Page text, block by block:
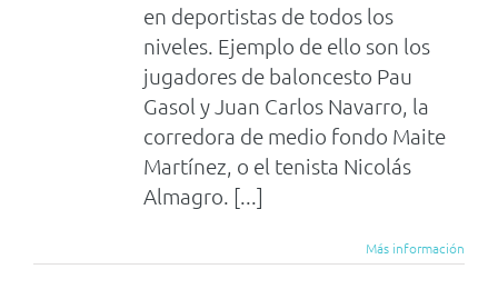
en deportistas de todos los
niveles. Ejemplo de ello son los
jugadores de baloncesto Pau
Gasol y Juan Carlos Navarro, la
corredora de medio fondo Maite
Martínez, o el tenista Nicolás
Almagro. [...]
Más información